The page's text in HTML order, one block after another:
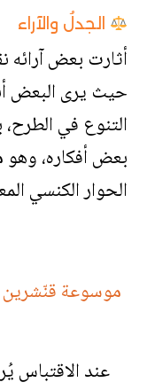
الجدلُ والآراء
أثارت بعض آرائه
حيث يرى البعض
التنوع في
بعض أفكاره،
الحوار الكنسي
موسوعة قنّشرين
عند الاقتباس